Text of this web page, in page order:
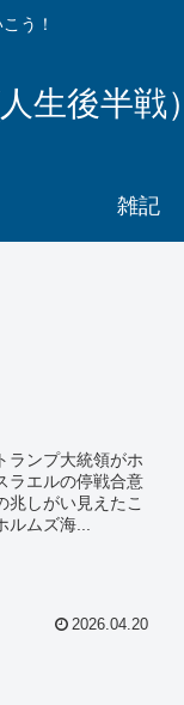
う！
生後半戦）
雑記
ランプ大統領がホ
ラエルの停戦合意
兆しがい見えたこ
ムズ海...
2026.04.20